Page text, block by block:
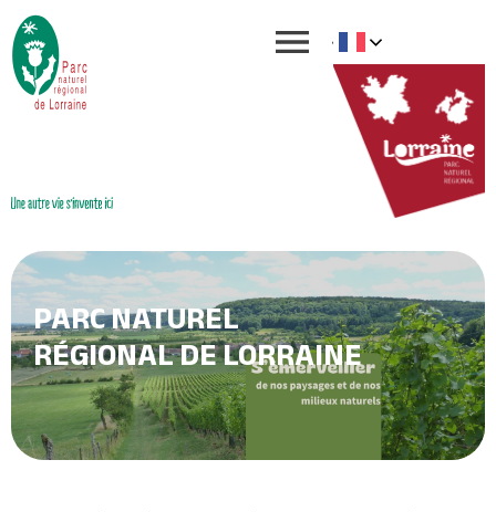
PARC NATUREL
RÉGIONAL DE LORRAINE